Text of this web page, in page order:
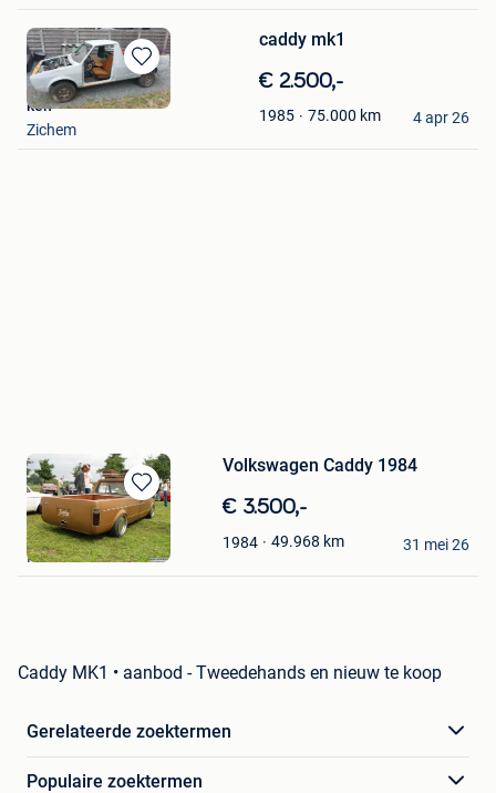
Bewaren
in
caddy mk1
€ 2.500,-
1985 75.000 km
ken
Zichem
4 apr 26
Bewaren
in
Mijn
Favorieten
Volkswagen Caddy 1984
€ 3.500,-
1984 49.968 km
K.Bouter
Ranst
31 mei 26
Caddy MK1 • aanbod - Tweedehands en nieuw te koop
Gerelateerde zoektermen
Populaire zoektermen